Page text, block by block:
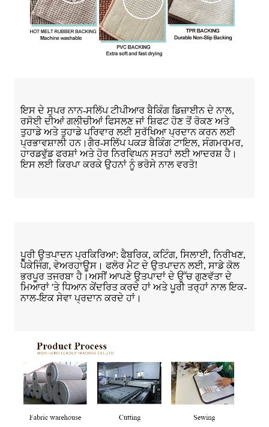
ਇਸ ਦੇ ਸੁਪਰ ਨਾਨ-ਸਲਿੱਪ ਟੀਪੀਆਰ ਬੈਕਿੰਗ ਡਿਜ਼ਾਈਨ ਦੇ ਨਾਲ,
ਰਸੋਈ ਦੀਆਂ ਗਲੀਚੀਆਂ ਫਿਸਲਣ ਜਾਂ ਸ਼ਿਫਟ ਹੋਣ ਤੋਂ ਰੋਕਣ ਅਤੇ
ਤੁਹਾਡੇ ਅਤੇ ਤੁਹਾਡੇ ਪਰਿਵਾਰ ਲਈ ਸੁਰੱਖਿਆ ਪ੍ਰਦਾਨ ਕਰਨ ਲਈ
ਪ੍ਰਭਾਵਸ਼ਾਲੀ ਹਨ।ਗੈਰ-ਸਲਿੱਪ ਪਕੜ ਬੈਕਿੰਗ ਟਾਇਲ, ਸੰਗਮਰਮਰ,
ਹਾਰਡਵੁੱਡ ਫਰਸ਼ਾਂ ਅਤੇ ਹੋਰ ਨਿਰਵਿਘਨ ਸਤਹਾਂ ਲਈ ਆਦਰਸ਼ ਹੈ।
ਇਸ ਲਈ ਕਿਰਪਾ ਕਰਕੇ ਉਹਨਾਂ ਨੂੰ ਭਰੋਸੇ ਨਾਲ ਵਰਤੋ!
ਪੂਰੀ ਉਤਪਾਦਨ ਪ੍ਰਕਿਰਿਆ: ਫੈਬਰਿਕ, ਕਟਿੰਗ, ਸਿਲਾਈ, ਨਿਰੀਖਣ,
ਪੈਕੇਜਿੰਗ, ਵੇਅਰਹਾਊਸ। ਫਲੋਰ ਮੈਟ ਦੇ ਉਤਪਾਦਨ ਲਈ, ਸਾਡੇ ਕੋਲ
ਭਰਪੂਰ ਤਜਰਬਾ ਹੈ।ਅਸੀਂ ਆਪਣੇ ਉਤਪਾਦਾਂ ਦੇ ਉੱਚ ਗੁਣਵੱਤਾ ਦੇ
ਮਿਆਰਾਂ 'ਤੇ ਧਿਆਨ ਕੇਂਦਰਿਤ ਕਰਦੇ ਹਾਂ ਅਤੇ ਪੂਰੀ ਤਰ੍ਹਾਂ ਨਾਲ ਇਕ-
ਨਾਲ-ਇਕ ਸੇਵਾ ਪ੍ਰਦਾਨ ਕਰਦੇ ਹਾਂ।